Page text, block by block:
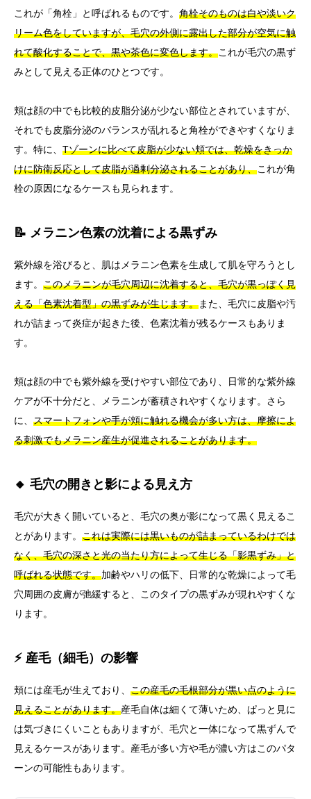
これが「角栓」と呼ばれるものです。 角栓そのものは白や淡いク
リーム色をしていますが、毛穴の外側に露出した部分が空気に触
れて酸化することで、黒や茶色に変色します。これが毛穴の黒ず
みとして見える正体のひとつです。
頬は顔の中でも比較的皮脂分泌が少ない部位とされていますが、
それでも皮脂分泌のバランスが乱れると角栓ができやすくなりま
す。特に、 Tゾーンに比べて皮脂が少ない頬では、乾燥をきっか
けに防衛反応として皮脂が過剰分泌されることがあり、これが角
栓の原因になるケースも見られます。
📝 メラニン色素の沈着による黒ずみ
紫外線を浴びると、肌はメラニン色素を生成して肌を守ろうとし
ます。 このメラニンが毛穴周辺に沈着すると、毛穴が黒っぽく見
える「色素沈着型」の黒ずみが生じます。また、毛穴に皮脂や汚
れが詰まって炎症が起きた後、色素沈着が残るケースもありま
す。
頬は顔の中でも紫外線を受けやすい部位であり、日常的な紫外線
ケアが不十分だと、メラニンが蓄積されやすくなります。さら
に、 スマートフォンや手が頬に触れる機会が多い方は、摩擦によ
る刺激でもメラニン産生が促進されることがあります。
🔸 毛穴の開きと影による見え方
毛穴が大きく開いていると、毛穴の奥が影になって黒く見えるこ
とがあります。 これは実際には黒いものが詰まっているわけでは
なく、毛穴の深さと光の当たり方によって生じる「影黒ずみ」と
呼ばれる状態です。加齢やハリの低下、日常的な乾燥によって毛
穴周囲の皮膚が弛緩すると、このタイプの黒ずみが現れやすくな
ります。
⚡ 産毛（細毛）の影響
頬には産毛が生えており、 この産毛の毛根部分が黒い点のように
見えることがあります。産毛自体は細くて薄いため、ぱっと見に
は気づきにくいこともありますが、毛穴と一体になって黒ずんで
見えるケースがあります。産毛が多い方や毛が濃い方はこのパタ
ーンの可能性もあります。